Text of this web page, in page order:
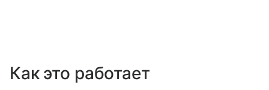
Как это работает